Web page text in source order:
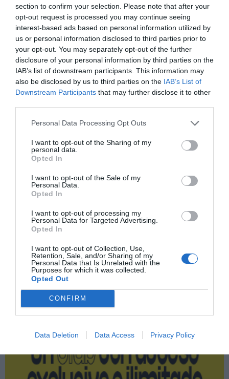
section to confirm your selection. Please note that after your
opt-out request is processed you may continue seeing
interest-based ads based on personal information utilized by
us or personal information disclosed to third parties prior to
your opt-out. You may separately opt-out of the further
disclosure of your personal information by third parties on the
IAB’s list of downstream participants. This information may
also be disclosed by us to third parties on the IAB’s List of
Downstream Participants that may further disclose it to other
Personal Data Processing Opt Outs
I want to opt-out of the Sharing of my
personal data.
Opted In
I want to opt-out of the Sale of my
Personal Data.
Opted In
I want to opt-out of processing my
Personal Data for Targeted Advertising.
Opted In
I want to opt-out of Collection, Use,
Retention, Sale, and/or Sharing of my
Personal Data that Is Unrelated with the
Purposes for which it was collected.
Opted Out
CONFIRM
Data Deletion Data Access Privacy Policy
Índex
Fifa
newsletter mensual especializado en patrocinio. En él
tomamos el pulso al sector abordando el tema que ha
marcado la actualidad del sector, además de ofrecer un
recap de los principales contratos de patrocinio
cerrados en España, Europa y Norteamérica en los
últimos 30 días y una entrevista con directores/as de las
principales marcas.
Aquí puedes apuntarte gratis
Añadir 2Playbookcomo fuente preferida de Google
Mantente informado con las últimas noticias de actualidad.
Compartir
Imprimir
Publicidad
2Playbook Club2P